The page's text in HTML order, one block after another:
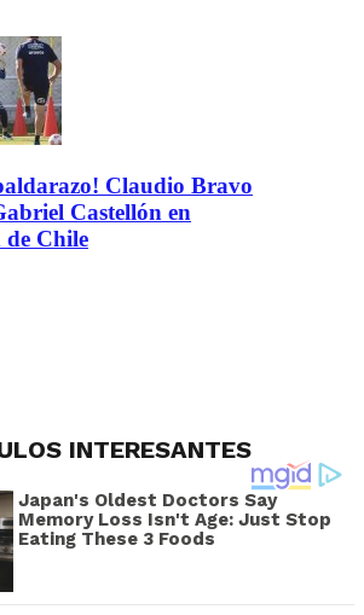
Claudio Bravo
Castellón en
Chile
INTERESANTES
Japan's Oldest Doctors Say
Memory Loss Isn't Age: Just Stop
Eating These 3 Foods